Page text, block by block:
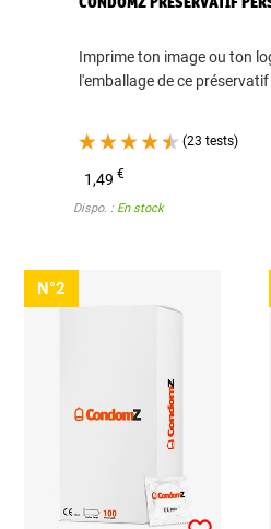
Imprime ton image ou ton
l'emballage de ce préservatif
(23 tests)
1,49€
Dispo. : En stock
N°2